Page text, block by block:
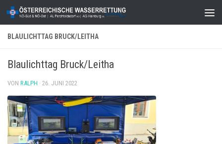
Zum Inhalt springen
BLAULICHTTAG BRUCK/LEITHA
Blaulichttag Bruck/Leitha
VON RALPH · 26. JUNI 2022